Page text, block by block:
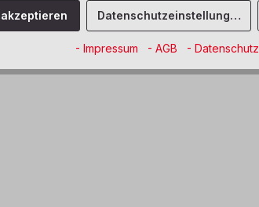
Spiels.
Datenschutzeinstellungen
- Impressum - AGB - Datenschutz